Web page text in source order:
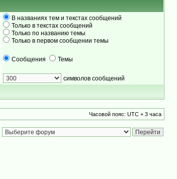
В названиях тем и текстах сообщений
Только в текстах сообщений
Только по названию темы
Только в первом сообщении темы
Сообщения Темы
символов сообщений
Часовой пояс: UTC + 3 часа